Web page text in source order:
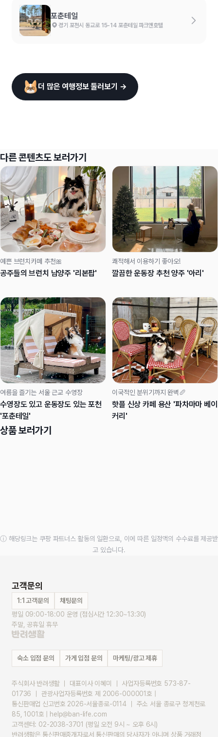
포춘테일
경기 포천시 동교로 15-14 포춘테일 파크앤호텔
더 많은 여행정보 둘러보기 →
다른 콘텐츠도 보러가기
예쁜 브런치카페 추천🎀
공주들의 브런치 남양주 '리본팝'
쾌적해서 이용하기 좋아오!
깔끔한 운동장 추천 양주 '아리'
여름을 즐기는 서울 근교 수영장
수영장도 있고 운동장도 있는 포천
'포춘테일'
이국적인 분위기까지 완벽🥖
핫플 신상 카페 용산 '파차마마 베이
커리'
상품 보러가기
ⓘ 해당링크는 쿠팡 파트너스 활동의 일환으로, 이에 따른 일정액의 수수료를 제공받
고 있습니다.
고객문의
1:1 고객문의
채팅문의
평일 09:00-18:00 운영 (점심시간 12:30~13:30)
주말, 공휴일 휴무
숙소 입점 문의 가게 입점 문의 마케팅/광고 제휴
주식회사 반려생활 ｜ 대표이사 이혜미 ｜ 사업자등록번호 573-87-
01736 ｜ 관광사업자등록번호 제 2006-000001호 |
통신판매업 신고번호 2026-서울종로-0114 ｜ 주소 서울 종로구 청계천로
85, 1001호 | help@ban-life.com
고객센터: 02-2038-3701 (평일 오전 9시 ~ 오후 6시)
반려생활은 통신판매중개자로서 통신판매의 당사자가 아니며 상품 거래정